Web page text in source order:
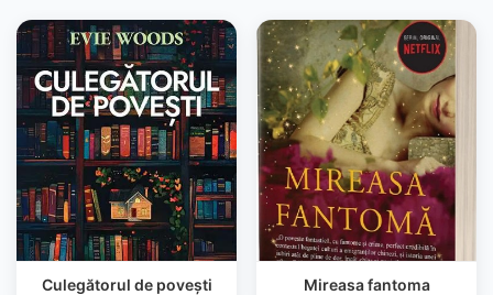
Culegătorul de povești Mireasa fantoma